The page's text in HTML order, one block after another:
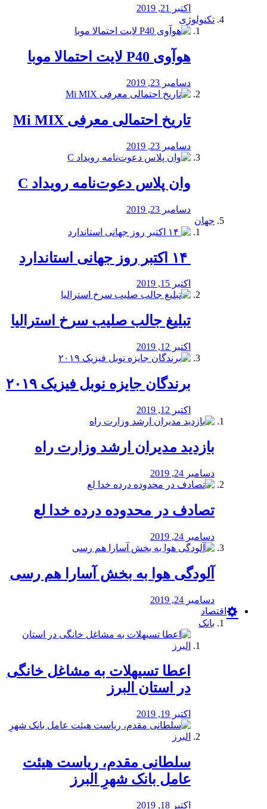
اکتبر 21, 2019
تکنولوژی
هوآوی P40 لایت احتمالا موبا
دسامبر 23, 2019
تاریخ احتمالی معرفی Mi MIX
دسامبر 23, 2019
وان پلاس دعوت‌نامه رویداد C
دسامبر 23, 2019
جهان
اکتبر 15, 2019
تبلیغ جالب صلیب سرخ استرالیا
اکتبر 12, 2019
برندگان جایزه نوبل فیزیک ۲۰۱۹
اکتبر 12, 2019
بازدید مدیران ارشد وزارت راه
دسامبر 24, 2019
تصادف در محدوده درده خدا لع
دسامبر 24, 2019
آلودگی هوا به بخش آسارا هم رسی
دسامبر 24, 2019
اقتصاد
بانک
️اعطا تسیهلات به مشاغل خانگی
در استان البرز
اکتبر 19, 2019
سلطانی مقدم، ریاست هیئت
عامل بانک شهرِ البرز
اکتبر 18, 2019